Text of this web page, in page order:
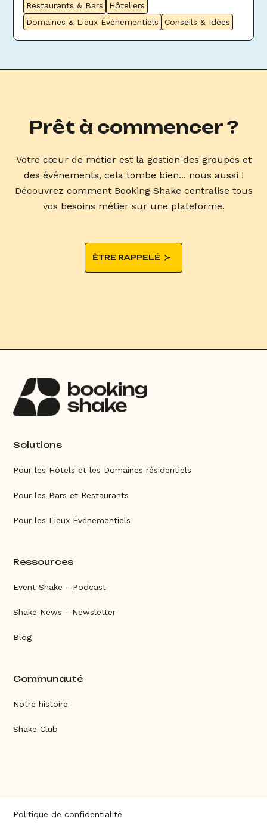
Restaurants & Bars
Hôteliers
Domaines & Lieux Événementiels
Conseils & Idées
Prêt à commencer ?
Votre cœur de métier est la gestion des groupes et
des événements, cela tombe bien... nous aussi !
Découvrez comment Booking Shake centralise tous
vos besoins métier sur une plateforme.
ÊTRE RAPPELÉ
Solutions
Pour les Hôtels et les Domaines résidentiels
Pour les Bars et Restaurants
Pour les Lieux Événementiels
Ressources
Event Shake - Podcast
Shake News - Newsletter
Blog
Communauté
Notre histoire
Shake Club
Politique de confidentialité